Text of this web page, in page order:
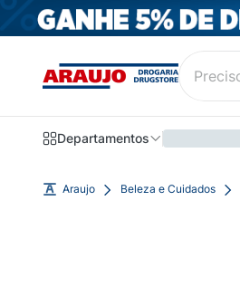
Departamentos
Araujo Beleza e Cuidados